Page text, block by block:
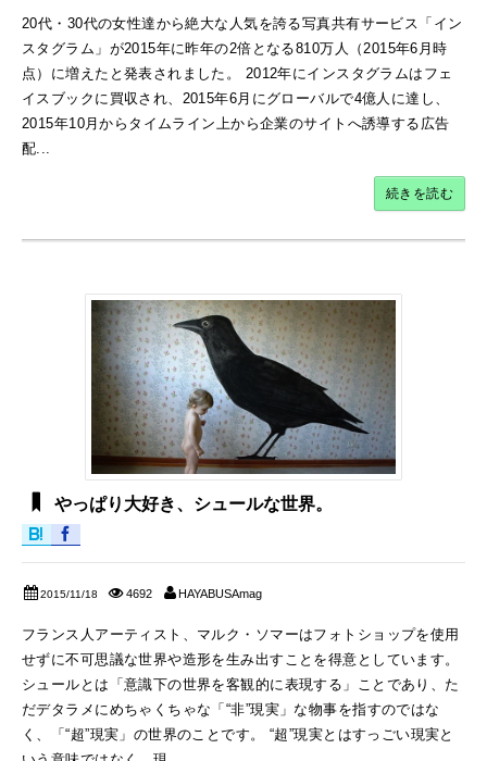
20代・30代の女性達から絶大な人気を誇る写真共有サービス「イン
スタグラム」が2015年に昨年の2倍となる810万人（2015年6月時
点）に増えたと発表されました。 2012年にインスタグラムはフェ
イスブックに買収され、2015年6月にグローバルで4億人に達し、
2015年10月からタイムライン上から企業のサイトへ誘導する広告
配...
続きを読む
やっぱり大好き、シュールな世界。
2015/11/18 4692 HAYABUSAmag
フランス人アーティスト、マルク・ソマーはフォトショップを使用
せずに不可思議な世界や造形を生み出すことを得意としています。
シュールとは「意識下の世界を客観的に表現する」ことであり、た
だデタラメにめちゃくちゃな「“非”現実」な物事を指すのではな
く、「“超”現実」の世界のことです。 “超”現実とはすっごい現実と